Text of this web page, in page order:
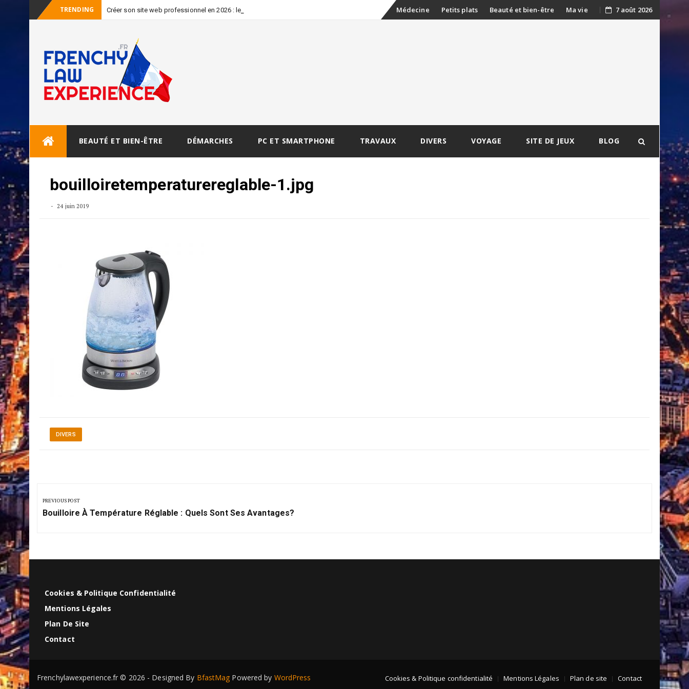
TRENDING Créer son site web professionnel en 2026 : les erreu SkipMédecine Petits plats Beauté et bien-être Ma vie 7 août 2026
BEAUTÉ ET BIEN-ÊTRE DÉMARCHES PC ET SMARTPHONE TRAVAUX DIVERS VOYAGE SITE DE JEUX BLOG
bouilloiretemperaturereglable-1.jpg
24 juin 2019
DIVERS
de
l’article
PREVIOUS POST
Previous
Bouilloire À Température Réglable : Quels Sont Ses Avantages?
Cookies & Politique Confidentialité
Mentions Légales
Plan De Site
Contact
Cookies & Politique confidentialité Mentions Légales Plan de site Contact
Frenchylawexperience.fr © 2026 - Designed By BfastMag Powered by WordPress